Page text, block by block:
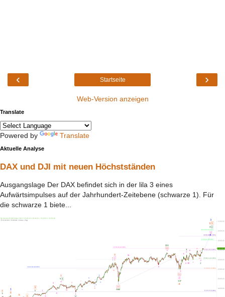
‹ ›
Startseite
Web-Version anzeigen
Translate
Powered by Translate
Aktuelle Analyse
DAX und DJI mit neuen Höchstständen
Ausgangslage Der DAX befindet sich in der lila 3 eines
Aufwärtsimpulses auf der Jahrhundert-Zeitebene (schwarze 1). Für
die schwarze 1 biete...